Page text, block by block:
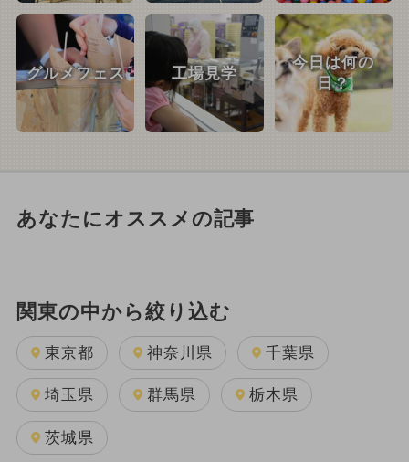
グルメフェス 工場見学
今日は何の
日？
あなたにオススメの記事
関東の中から絞り込む
東京都 神奈川県 千葉県
埼玉県 群馬県 栃木県
茨城県